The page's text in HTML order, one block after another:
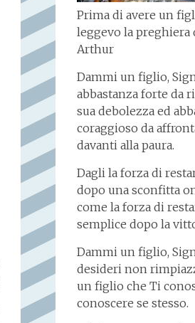
Prima di avere un
leggevo la preghiera
Arthur
Dammi un figlio,
abbastanza forte da
sua debolezza ed
coraggioso da
davanti alla paura.
Dagli la forza di
dopo una sconfitta
come la forza di
semplice dopo la
Dammi un figlio,
desideri non
un figlio che Ti
conoscere se stesso.